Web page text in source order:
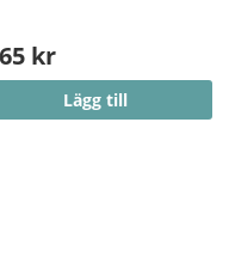
kr
Lägg till